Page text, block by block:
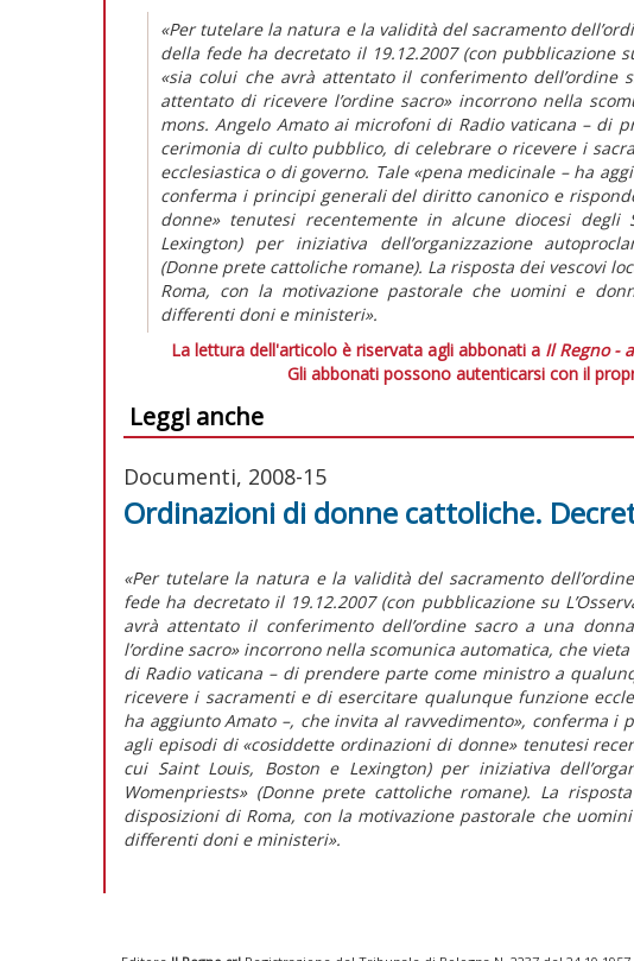
«Per tutelare la natura e la validità del sacramento
della fede ha decretato il 19.12.2007 (con pubblicazione
«sia colui che avrà attentato il conferimento
attentato di ricevere l’ordine sacro» incorrono nella
mons. Angelo Amato ai microfoni di Radio vaticana – di
cerimonia di culto pubblico, di celebrare o ricevere i
ecclesiastica o di governo. Tale «pena medicinale – ha
conferma i principi generali del diritto canonico e
donne» tenutesi recentemente in alcune diocesi
Lexington) per iniziativa dell’organizzazione
(Donne prete cattoliche romane). La risposta dei vescovi
Roma, con la motivazione pastorale che uomini e
differenti doni e ministeri».
La lettura dell'articolo è riservata agli abbonati a Il Regno -
Gli abbonati possono autenticarsi con il
Leggi anche
Documenti, 2008-15
Ordinazioni di donne cattoliche.
«Per tutelare la natura e la validità del sacramento
fede ha decretato il 19.12.2007 (con pubblicazione su
avrà attentato il conferimento dell’ordine sacro a una
l’ordine sacro» incorrono nella scomunica automatica, che
di Radio vaticana – di prendere parte come ministro a
ricevere i sacramenti e di esercitare qualunque funzione
ha aggiunto Amato –, che invita al ravvedimento», conferma
agli episodi di «cosiddette ordinazioni di donne» tenutesi
cui Saint Louis, Boston e Lexington) per iniziativa
Womenpriests» (Donne prete cattoliche romane). La
disposizioni di Roma, con la motivazione pastorale che
differenti doni e ministeri».